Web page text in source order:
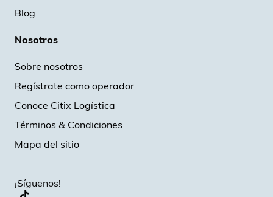
Blog
Nosotros
Sobre nosotros
Regístrate como operador
Conoce Citix Logística
Términos & Condiciones
Mapa del sitio
¡Síguenos!